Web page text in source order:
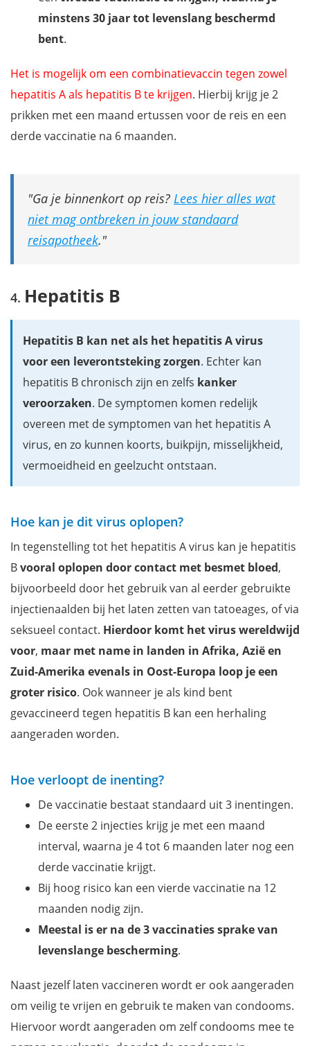
minstens 30 jaar tot levenslang beschermd
bent.
Het is mogelijk om een combinatievaccin tegen zowel
hepatitis A als hepatitis B te krijgen. Hierbij krijg je 2
prikken met een maand ertussen voor de reis en een
derde vaccinatie na 6 maanden.
Ga je binnenkort op reis? Lees hier alles wat
niet mag ontbreken in jouw standaard
reisapotheek.
Hepatitis B
Hepatitis B kan net als het hepatitis A virus
voor een leverontsteking zorgen. Echter kan
hepatitis B chronisch zijn en zelfs kanker
veroorzaken. De symptomen komen redelijk
overeen met de symptomen van het hepatitis A
virus, en zo kunnen koorts, buikpijn, misselijkheid,
vermoeidheid en geelzucht ontstaan.
Hoe kan je dit virus oplopen?
In tegenstelling tot het hepatitis A virus kan je hepatitis
Bvooral oplopen door contact met besmet bloed,
bijvoorbeeld door het gebruik van al eerder gebruikte
injectienaalden bij het laten zetten van tatoeages, of via
seksueel contact. Hierdoor komt het virus wereldwijd
voor, maar met name in landen in Afrika, Azië en
Zuid-Amerika evenals in Oost-Europa loop je een
groter risico. Ook wanneer je als kind bent
gevaccineerd tegen hepatitis B kan een herhaling
aangeraden worden.
Hoe verloopt de inenting?
De vaccinatie bestaat standaard uit 3 inentingen.
De eerste 2 injecties krijg je met een maand
interval, waarna je 4 tot 6 maanden later nog een
derde vaccinatie krijgt.
Bij hoog risico kan een vierde vaccinatie na 12
maanden nodig zijn.
Meestal is er na de 3 vaccinaties sprake van
levenslange bescherming.
Naast jezelf laten vaccineren wordt er ook aangeraden
om veilig te vrijen en gebruik te maken van condooms.
Hiervoor wordt aangeraden om zelf condooms mee te